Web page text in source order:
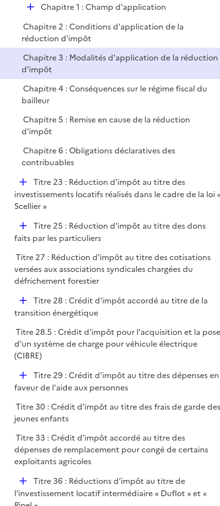
i
e
r
D
p
l
i
e
r
Chapitre 1 : Champ d'application
Chapitre 2 : Conditions d'application de la
réduction d'impôt
Chapitre 3 : Modalités d'application de la réduction
d'impôt
Chapitre 4 : Conséquences sur le régime fiscal du
bailleur
Chapitre 5 : Remise en cause de la réduction
d'impôt
Chapitre 6 : Obligations déclaratives des
contribuables
D
é
p
e
Titre 23 : Réduction d'impôt au titre des
investissements locatifs réalisés dans le cadre de la loi
Scellier »
D
é
l
i
e
Titre 25 : Réduction d'impôt au titre des dons
faits par les particuliers
Titre 27 : Réduction d'impôt au titre des cotisations
versées aux associations syndicales chargées du
défrichement forestier
D
é
l
i
e
Titre 28 : Crédit d'impôt accordé au titre de la
transition énergétique
Titre 28.5 : Crédit d'impôt pour l'acquisition et la
d'un système de charge pour véhicule électrique
(CIBRE)
D
é
l
i
e
r
Titre 29 : Crédit d'impôt au titre des dépenses en
faveur de l'aide aux personnes
Titre 30 : Crédit d'impôt au titre des frais de garde
jeunes enfants
Titre 33 : Crédit d'impôt accordé au titre des
dépenses de remplacement pour congé de certains
exploitants agricoles
D
é
Titre 36 : Réductions d’impôt au titre de
l’investissement locatif intermédiaire « Duflot » et «